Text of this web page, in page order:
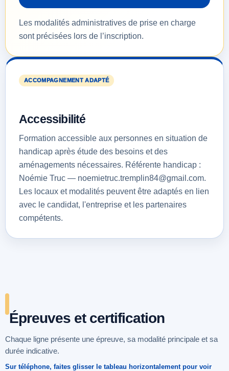
Les modalités administratives de prise en charge
sont précisées lors de l’inscription.
ACCOMPAGNEMENT ADAPTÉ
Accessibilité
Formation accessible aux personnes en situation de
handicap après étude des besoins et des
aménagements nécessaires. Référente handicap :
Noémie Truc — noemietruc.tremplin84@gmail.com.
Les locaux et modalités peuvent être adaptés en lien
avec le candidat, l'entreprise et les partenaires
compétents.
Épreuves et certification
Chaque ligne présente une épreuve, sa modalité principale et sa
durée indicative.
Sur téléphone, faites glisser le tableau horizontalement pour voir